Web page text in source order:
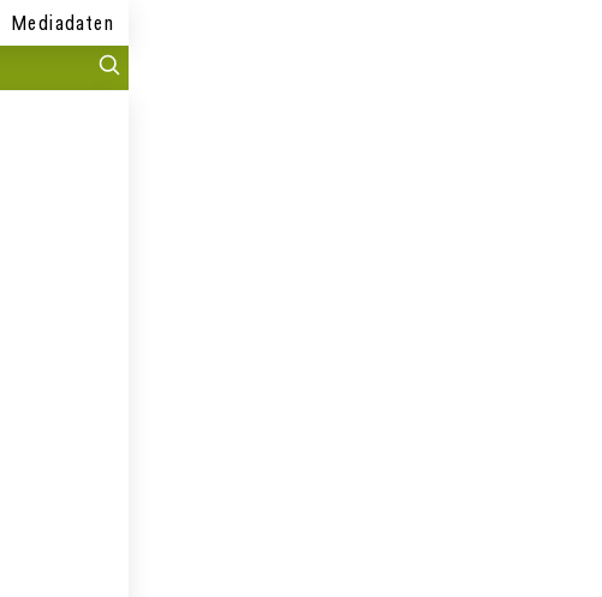
Mediadaten